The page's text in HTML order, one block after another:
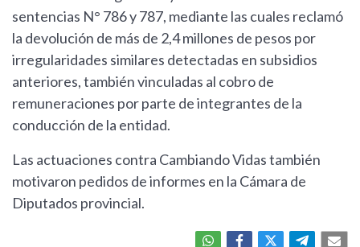
sentencias N° 786 y 787, mediante las cuales reclamó
la devolución de más de 2,4 millones de pesos por
irregularidades similares detectadas en subsidios
anteriores, también vinculadas al cobro de
remuneraciones por parte de integrantes de la
conducción de la entidad.
Las actuaciones contra Cambiando Vidas también
motivaron pedidos de informes en la Cámara de
Diputados provincial.